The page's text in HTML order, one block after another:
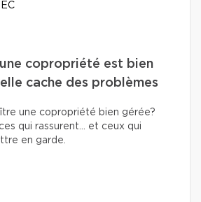
copropriété est bien
cache des problèmes
une copropriété bien gérée?
qui rassurent… et ceux qui
en garde.